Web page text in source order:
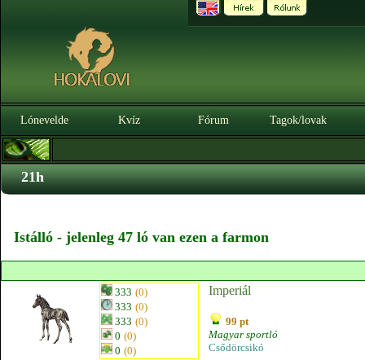
Lónevelde Kvíz Fórum Tagok/lovak
21h
Istálló - jelenleg 47 ló van ezen a farmon
333 (0)
333 (0)
333 (0)
0 (0)
0 (0)
Imperiál
99 pt
Magyar sportló
Csődörcsikó